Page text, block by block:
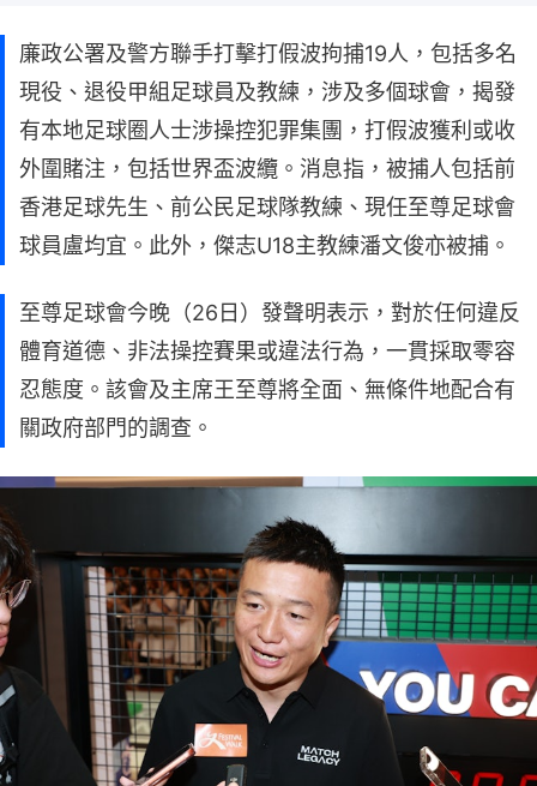
廉政公署及警方聯手打擊打假波拘捕19人，包括多名
現役、退役甲組足球員及教練，涉及多個球會，揭發
有本地足球圈人士涉操控犯罪集團，打假波獲利或收
外圍賭注，包括世界盃波纜。消息指，被捕人包括前
香港足球先生、前公民足球隊教練、現任至尊足球會
球員盧均宜。此外，傑志U18主教練潘文俊亦被捕。
至尊足球會今晚（26日）發聲明表示，對於任何違反
體育道德、非法操控賽果或違法行為，一貫採取零容
忍態度。該會及主席王至尊將全面、無條件地配合有
關政府部門的調查。